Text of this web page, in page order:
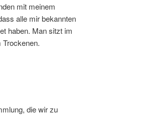
mit meinem
alle mir bekannten
haben. Man sitzt im
die wir zu